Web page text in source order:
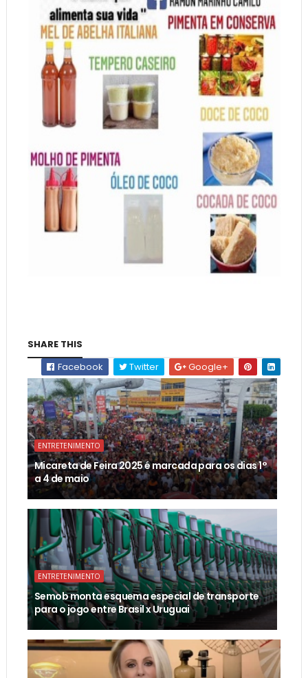
SHARE THIS
Facebook
Twitter Google+
ENTRETENIMENTO
Micareta de Feira 2025 é marcada para os dias 1°
a 4 de maio
ENTRETENIMENTO
Semob monta esquema especial de transporte
para o jogo entre Brasil x Uruguai